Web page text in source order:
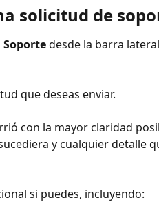
solicitud de
desde la barra
que deseas enviar.
con la mayor claridad
y cualquier detalle
si puedes, incluyendo: